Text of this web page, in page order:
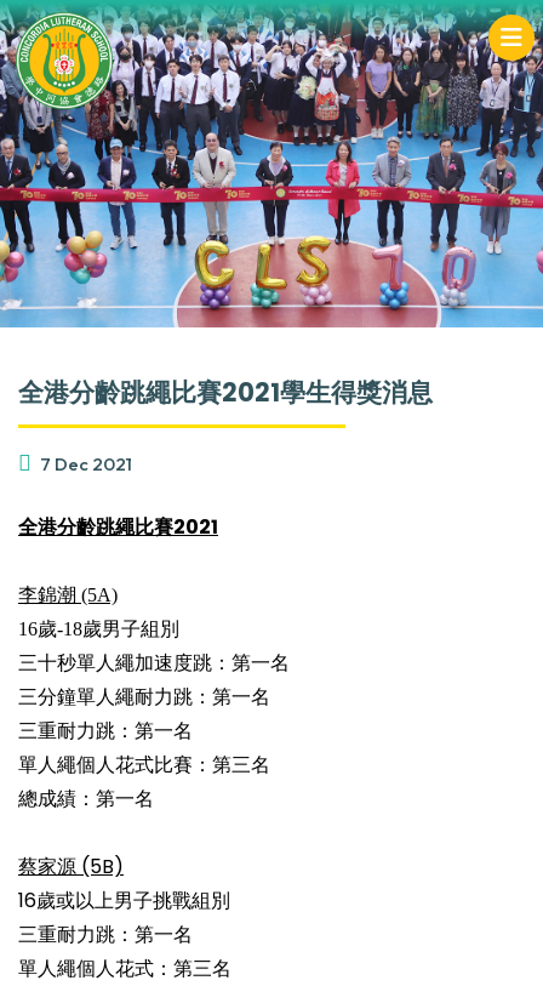
全港分齡跳繩比賽2021學生得獎消息
7 Dec 2021
全港分齡跳繩比賽2021
李錦潮 (5A)
16歲-18歲男子組別
三十秒單人繩加速度跳：第一名
三分鐘單人繩耐力跳：第一名
三重耐力跳：第一名
單人繩個人花式比賽：第三名
總成績：第一名
蔡家源 (5B)
16歲或以上男子挑戰組別
三重耐力跳：第一名
單人繩個人花式：第三名